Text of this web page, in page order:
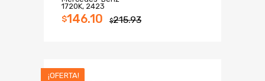
1720K, 2423
$215.93
$146.10
¡OFERTA!